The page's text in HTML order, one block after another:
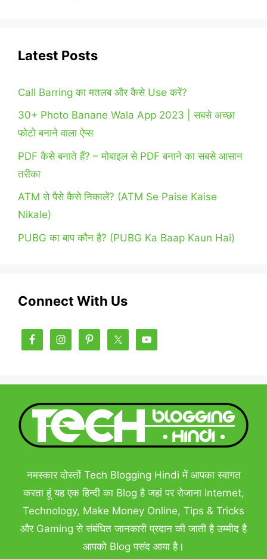
Latest Posts
Call Barring का मतलब और कैसे Use करें?
30+ Photo Banane Wala App 2023 | सबसे अच्छा
फोटो बनाने वाला ऐप्स
PDF कैसे बनाते हैं? – मोबाइल से PDF बनाने का सबसे आसान
तरीका
ATM से पैसे कैसे निकालें? (ATM Se Paise Kaise
Nikale)
PUBG का बाप कौन है? (PUBG Ka Baap Kaun Hai)
Connect With Us
नमस्कार दोस्तों Tech Blogging Hindi में आपका स्वागत
करता हूं यह एक हिन्दी का Blog है जहां पर रोजाना Internet,
Technology, Make Money Online, Tips & Tricks
और Gaming से संबंधित जानकारी प्रदान की जाती है उम्मीद है
आपको Blog पसंद आया है।